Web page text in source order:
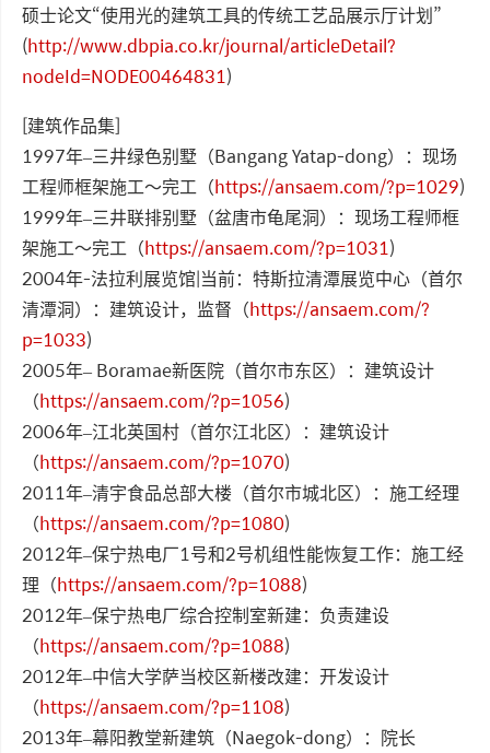
硕士论文“使用光的建筑工具的传统工艺品展示厅计划”
(http://www.dbpia.co.kr/journal/articleDetail?
nodeId=NODE00464831)
[建筑作品集]
1997年–三井绿色别墅（Bangang Yatap-dong）：现场
工程师框架施工〜完工（https://ansaem.com/?p=1029)
1999年–三井联排别墅（盆唐市龟尾洞）：现场工程师框
架施工〜完工（https://ansaem.com/?p=1031)
2004年-法拉利展览馆|当前：特斯拉清潭展览中心（首尔
清潭洞）：建筑设计，监督（https://ansaem.com/?
p=1033)
2005年– Boramae新医院（首尔市东区）：建筑设计
（https://ansaem.com/?p=1056)
2006年–江北英国村（首尔江北区）：建筑设计
（https://ansaem.com/?p=1070)
2011年–清宇食品总部大楼（首尔市城北区）：施工经理
（https://ansaem.com/?p=1080)
2012年–保宁热电厂1号和2号机组性能恢复工作：施工经
理（https://ansaem.com/?p=1088)
2012年–保宁热电厂综合控制室新建：负责建设
（https://ansaem.com/?p=1088)
2012年–中信大学萨当校区新楼改建：开发设计
（https://ansaem.com/?p=1108)
2013年–幕阳教堂新建筑（Naegok-dong）：院长